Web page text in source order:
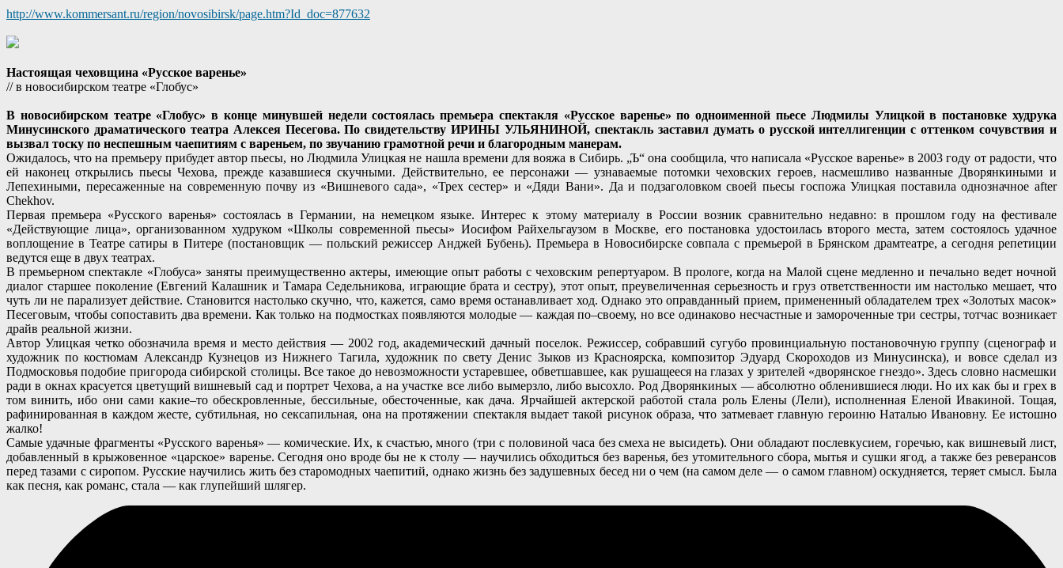
http://www.kommersant.ru/region/novosibirsk/page.htm?Id_doc=877632
Настоящая чеховщина «Русское варенье»
// в новосибирском театре «Глобус»
В новосибирском театре «Глобус» в конце минувшей недели состоялась премьера спектакля «Русское варенье» по одноименной пьесе Людмилы Улицкой в постановке худрука
Минусинского драматического театра Алексея Песегова. По свидетельству ИРИНЫ УЛЬЯНИНОЙ, спектакль заставил думать о русской интеллигенции с оттенком сочувствия и
вызвал тоску по неспешным чаепитиям с вареньем, по звучанию грамотной речи и благородным манерам.
Ожидалось, что на премьеру прибудет автор пьесы, но Людмила Улицкая не нашла времени для вояжа в Сибирь. „Ъ“ она сообщила, что написала «Русское варенье» в 2003 году от радости, что
ей наконец открылись пьесы Чехова, прежде казавшиеся скучными. Действительно, ее персонажи — узнаваемые потомки чеховских героев, насмешливо названные Дворянкиными и
Лепехиными, пересаженные на современную почву из «Вишневого сада», «Трех сестер» и «Дяди Вани». Да и подзаголовком своей пьесы госпожа Улицкая поставила однозначное after
Chekhov.
Первая премьера «Русского варенья» состоялась в Германии, на немецком языке. Интерес к этому материалу в России возник сравнительно недавно: в прошлом году на фестивале
«Действующие лица», организованном худруком «Школы современной пьесы» Иосифом Райхельгаузом в Москве, его постановка удостоилась второго места, затем состоялось удачное
воплощение в Театре сатиры в Питере (постановщик — польский режиссер Анджей Бубень). Премьера в Новосибирске совпала с премьерой в Брянском драмтеатре, а сегодня репетиции
ведутся еще в двух театрах.
В премьерном спектакле «Глобуса» заняты преимущественно актеры, имеющие опыт работы с чеховским репертуаром. В прологе, когда на Малой сцене медленно и печально ведет ночной
диалог старшее поколение (Евгений Калашник и Тамара Седельникова, играющие брата и сестру), этот опыт, преувеличенная серьезность и груз ответственности им настолько мешает, что
чуть ли не парализует действие. Становится настолько скучно, что, кажется, само время останавливает ход. Однако это оправданный прием, примененный обладателем трех «Золотых масок»
Песеговым, чтобы сопоставить два времени. Как только на подмостках появляются молодые — каждая по–своему, но все одинаково несчастные и замороченные три сестры, тотчас возникает
драйв реальной жизни.
Автор Улицкая четко обозначила время и место действия — 2002 год, академический дачный поселок. Режиссер, собравший сугубо провинциальную постановочную группу (сценограф и
художник по костюмам Александр Кузнецов из Нижнего Тагила, художник по свету Денис Зыков из Красноярска, композитор Эдуард Скороходов из Минусинска), и вовсе сделал из
Подмосковья подобие пригорода сибирской столицы. Все такое до невозможности устаревшее, обветшавшее, как рушащееся на глазах у зрителей «дворянское гнездо». Здесь словно насмешки
ради в окнах красуется цветущий вишневый сад и портрет Чехова, а на участке все либо вымерзло, либо высохло. Род Дворянкиных — абсолютно обленившиеся люди. Но их как бы и грех в
том винить, ибо они сами какие–то обескровленные, бессильные, обесточенные, как дача. Ярчайшей актерской работой стала роль Елены (Лели), исполненная Еленой Ивакиной. Тощая,
рафинированная в каждом жесте, субтильная, но сексапильная, она на протяжении спектакля выдает такой рисунок образа, что затмевает главную героиню Наталью Ивановну. Ее истошно
жалко!
Самые удачные фрагменты «Русского варенья» — комические. Их, к счастью, много (три с половиной часа без смеха не высидеть). Они обладают послевкусием, горечью, как вишневый лист,
добавленный в крыжовенное «царское» варенье. Сегодня оно вроде бы не к столу — научились обходиться без варенья, без утомительного сбора, мытья и сушки ягод, а также без реверансов
перед тазами с сиропом. Русские научились жить без старомодных чаепитий, однако жизнь без задушевных бесед ни о чем (на самом деле — о самом главном) оскудняется, теряет смысл. Была
как песня, как романс, стала — как глупейший шлягер.